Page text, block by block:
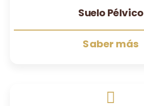
Suelo Pélvico
Saber más